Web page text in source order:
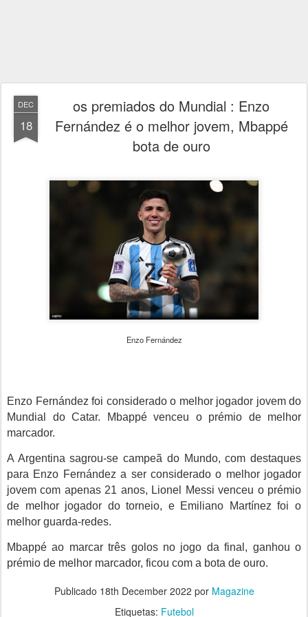
DEC
18
os premiados do Mundial : Enzo
Fernández é o melhor jovem, Mbappé
bota de ouro
Enzo Fernández
Enzo Fernández foi considerado o melhor jogador jovem do
Mundial do Catar. Mbappé venceu o prémio de melhor
marcador.
A Argentina sagrou-se campeã do Mundo, com destaques
para Enzo Fernández a ser considerado o melhor jogador
jovem com apenas 21 anos, Lionel Messi venceu o prémio
de melhor jogador do torneio, e Emiliano Martínez foi o
melhor guarda-redes.
Mbappé ao marcar três golos no jogo da final, ganhou o
prémio de melhor marcador, ficou com a bota de ouro.
Publicado 18th December 2022 por Magazine
Etiquetas: Futebol